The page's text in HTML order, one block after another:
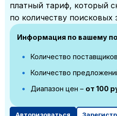
платный тариф, который
по количеству поисковых
Информация по вашему
Количество
Количество
Диапазон цен – от 100